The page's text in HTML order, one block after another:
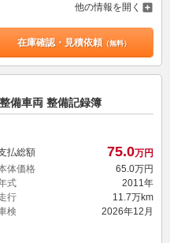
他の情報を開く
在庫確認・見積依頼（無料）
備車両 整備記録簿
払総額 75.0万円
体価格
65. 0万円
式
2011年
行
11.7万km
検
2026年12月